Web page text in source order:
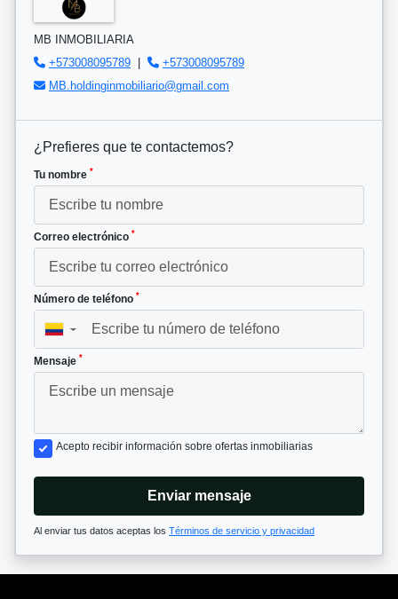
MB INMOBILIARIA
+573008095789 |
+573008095789
MB.holdinginmobiliario@gmail.com
¿Prefieres que te contactemos?
Tu nombre *
Correo electrónico *
Número de teléfono *
▼
Mensaje *
Acepto recibir información sobre ofertas inmobiliarias
Enviar mensaje
Al enviar tus datos aceptas los Términos de servicio y privacidad